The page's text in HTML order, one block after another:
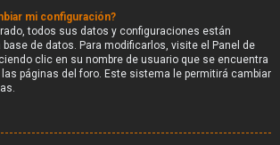
mi configuración?
todos sus datos y configuraciones están
de datos. Para modificarlos, visite el Panel de
clic en su nombre de usuario que se encuentra
las páginas del foro. Este sistema le permitirá cambiar